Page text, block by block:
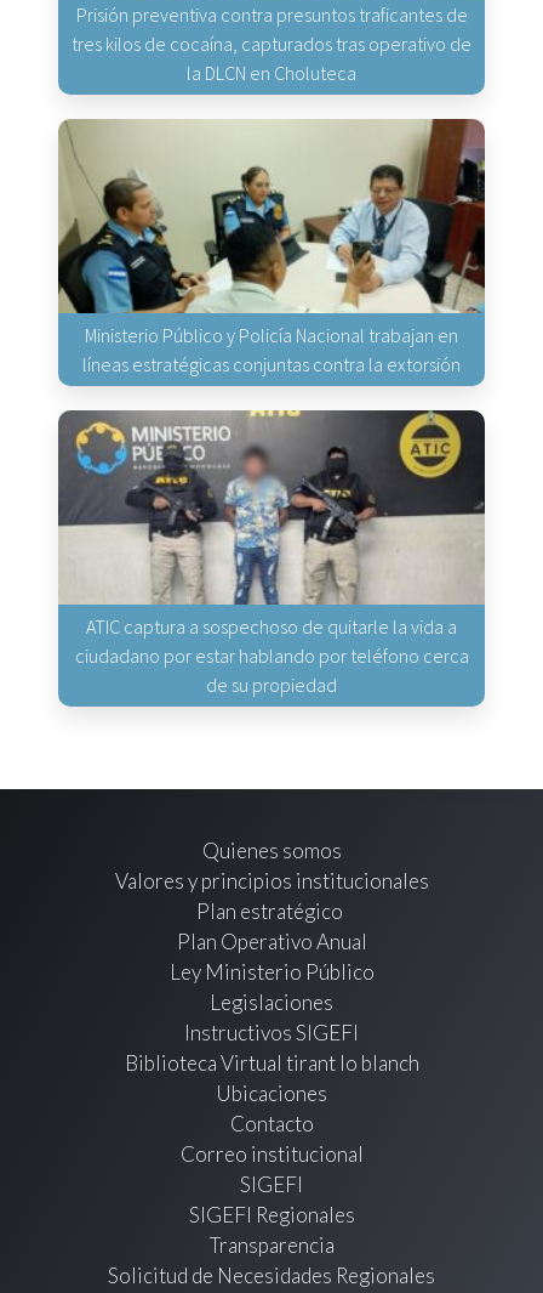
Prisión preventiva contra presuntos traficantes de
tres kilos de cocaína, capturados tras operativo de
la DLCN en Choluteca
Ministerio Público y Policía Nacional trabajan en
líneas estratégicas conjuntas contra la extorsión
ATIC captura a sospechoso de quitarle la vida a
ciudadano por estar hablando por teléfono cerca
de su propiedad
Quienes somos
Valores y principios institucionales
Plan estratégico
Plan Operativo Anual
Ley Ministerio Público
Legislaciones
Instructivos SIGEFI
Biblioteca Virtual tirant lo blanch
Ubicaciones
Contacto
Correo institucional
SIGEFI
SIGEFI Regionales
Transparencia
Solicitud de Necesidades Regionales